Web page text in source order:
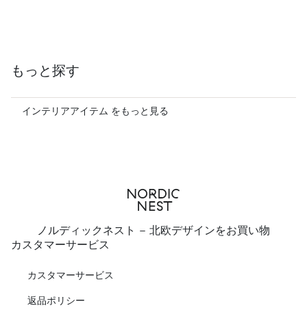
もっと探す
インテリアアイテム をもっと見る
ノルディックネスト - 北欧デザインをお買い物
カスタマーサービス
カスタマーサービス
返品ポリシー